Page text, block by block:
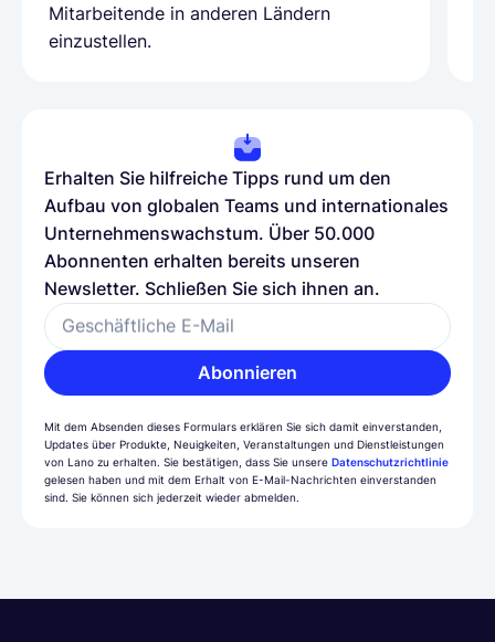
Mitarbeitende in anderen Ländern
einzustellen.
Erhalten Sie hilfreiche Tipps rund um den
Aufbau von globalen Teams und internationales
Unternehmenswachstum. Über 50.000
Abonnenten erhalten bereits unseren
Newsletter. Schließen Sie sich ihnen an.
Geschäftliche E-Mail
Abonnieren
Mit dem Absenden dieses Formulars erklären Sie sich damit einverstanden,
Updates über Produkte, Neuigkeiten, Veranstaltungen und Dienstleistungen
von Lano zu erhalten. Sie bestätigen, dass Sie unsere Datenschutzrichtlinie
gelesen haben und mit dem Erhalt von E-Mail-Nachrichten einverstanden
sind. Sie können sich jederzeit wieder abmelden.